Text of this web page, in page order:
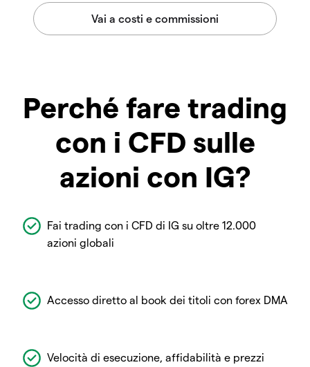
Perché fare trading
con i CFD sulle
azioni con IG?
Fai trading con i CFD di IG su oltre 12.000
azioni globali
Accesso diretto al book dei titoli con forex DMA
Velocità di esecuzione, affidabilità e prezzi